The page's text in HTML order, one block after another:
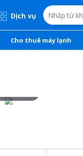
Dịch vụ
Cho thuê máy lạnh